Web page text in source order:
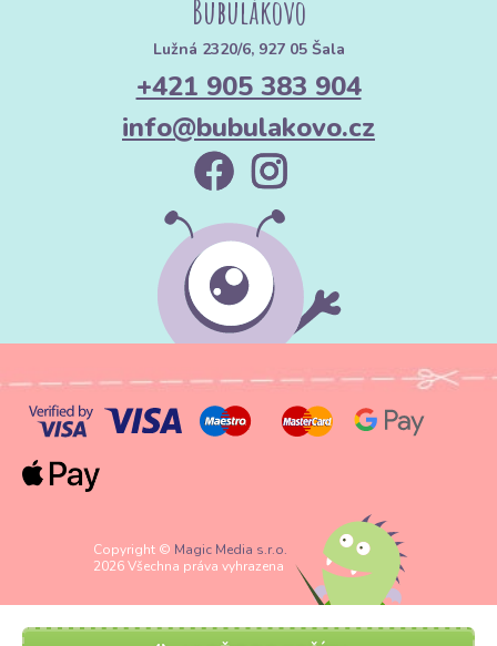
Bubulákovo
Lužná 2320/6, 927 05 Šala
+421 905 383 904
info@bubulakovo.cz
Copyright © Magic Media s.r.o.
2026 Všechna práva vyhrazena